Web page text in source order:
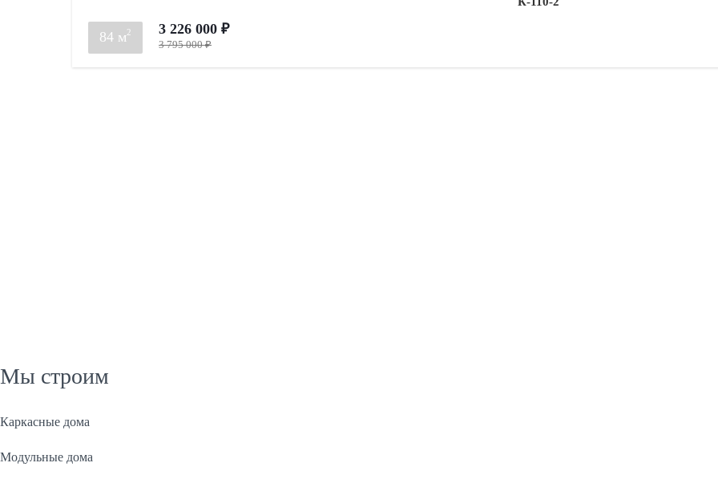
84 м2 3 226 000 ₽
3 795 000 ₽
Мы строим
Каркасные дома
Модульные дома